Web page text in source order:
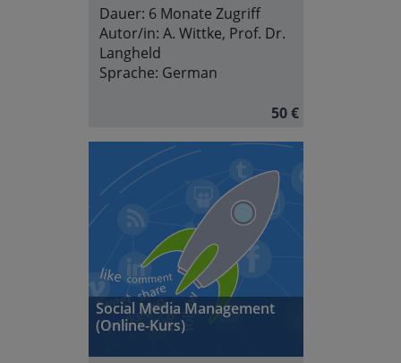
Dauer: 6 Monate Zugriff
Autor/in: A. Wittke, Prof. Dr.
Langheld
Sprache: German
50 €
Social Media Management
(Online-Kurs)